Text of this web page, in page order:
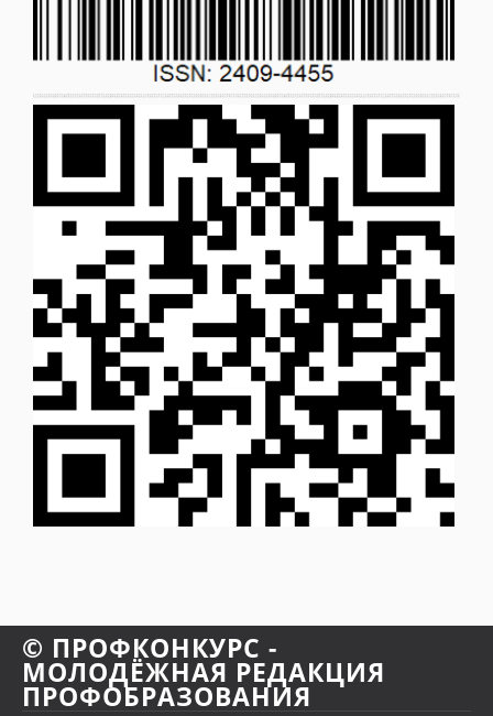
© ПРОФКОНКУРС -
МОЛОДЁЖНАЯ РЕДАКЦИЯ
ПРОФОБРАЗОВАНИЯ